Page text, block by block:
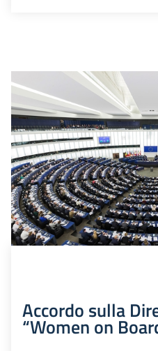
Accordo sulla
“Women on